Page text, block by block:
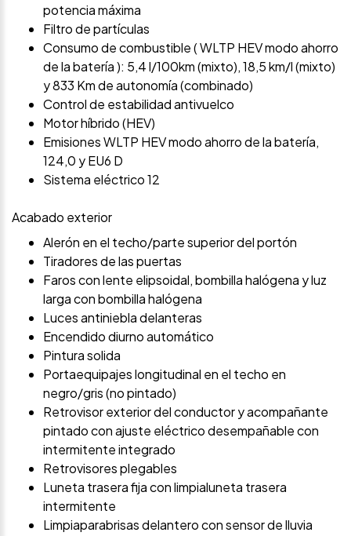
potencia máxima
Filtro de partículas
Consumo de combustible ( WLTP HEV modo ahorro
de la batería ): 5,4 l/100km (mixto), 18,5 km/l (mixto)
y 833 Km de autonomía (combinado)
Control de estabilidad antivuelco
Motor híbrido (HEV)
Emisiones WLTP HEV modo ahorro de la batería,
124,0 y EU6 D
Sistema eléctrico 12
Acabado exterior
Alerón en el techo/parte superior del portón
Tiradores de las puertas
Faros con lente elipsoidal, bombilla halógena y luz
larga con bombilla halógena
Luces antiniebla delanteras
Encendido diurno automático
Pintura solida
Portaequipajes longitudinal en el techo en
negro/gris (no pintado)
Retrovisor exterior del conductor y acompañante
pintado con ajuste eléctrico desempañable con
intermitente integrado
Retrovisores plegables
Luneta trasera fija con limpialuneta trasera
intermitente
Limpiaparabrisas delantero con sensor de lluvia